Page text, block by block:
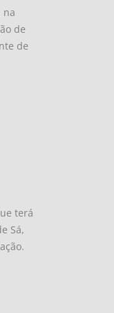
na
de
de
terá
Sá,